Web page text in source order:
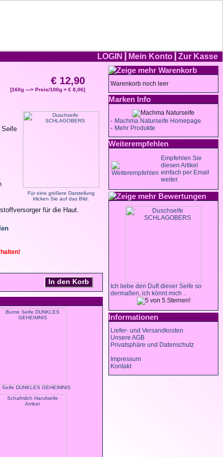
LOGIN Mein Konto
Zur Kasse
€ 12,90
[160g —> Preis/100g = € 8,06]
Für eine größere Darstellung
klicken Sie auf das Bild.
Seife
für die Haut.
In den Korb
Seife DUNKLES GEHEIMNIS
Warenkorb
Warenkorb noch leer
Marken Info
- Machma Naturseife Homepage
- Mehr Produkte
Weiterempfehlen
Empfehlen Sie
diesen Artikel
einfach per Email
weiter.
Bewertungen
Ich liebe den Duft dieser Seife so
dermaßen, ich könnt mich ..
Informationen
Liefer- und Versandkosten
Unsere AGB
Privatsphäre und Datenschutz
Impressum
Kontakt